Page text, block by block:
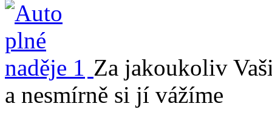
Za jakoukoliv
a nesmírně si jí vážíme